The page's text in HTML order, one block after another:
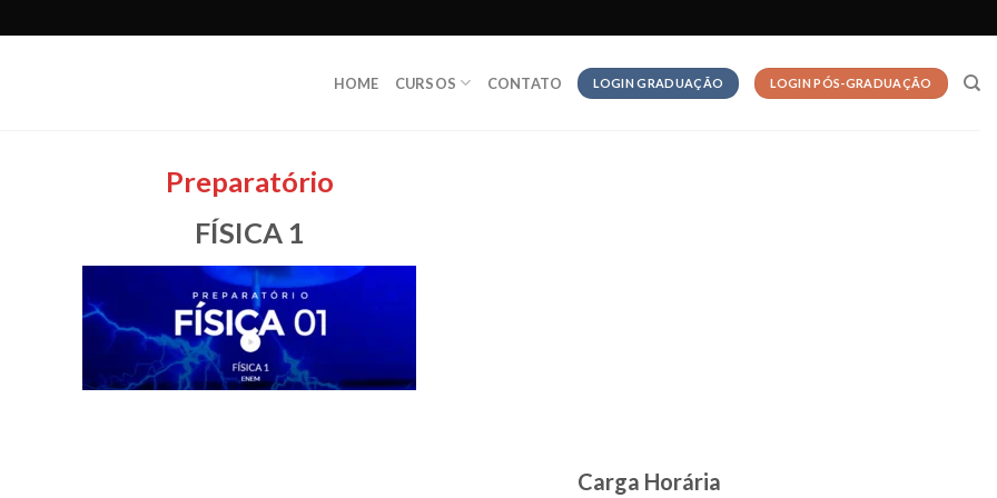
HOME CURSOS CONTATO LOGIN GRADUAÇÃO LOGIN PÓS-GRADUAÇÃO
Preparatório
FÍSICA 1
Carga Horária